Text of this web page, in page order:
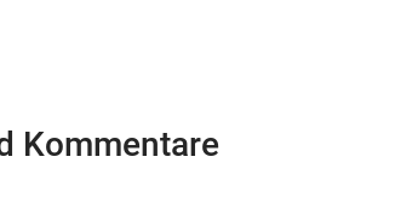
Kommentare